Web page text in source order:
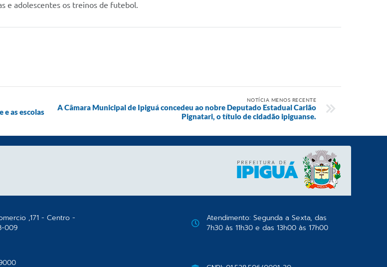
e adolescentes os treinos de futebol.
e as escolas
NOTÍCIA MENOS RECENTE
A Câmara Municipal de Ipiguá concedeu ao nobre Deputado Estadual Carlão
Pignatari, o título de cidadão ipiguanse.
,171 - Centro -
009
Atendimento: Segunda a Sexta, das
7h30 às 11h30 e das 13h00 às 17h00